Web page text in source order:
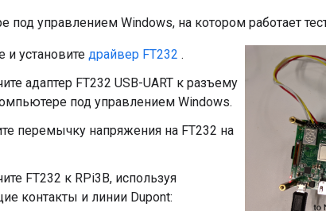
под управлением Windows, на котором работает
и установите драйвер FT232 .
адаптер FT232 USB-UART к разъему
под управлением Windows.
перемычку напряжения на FT232 на
FT232 к RPi3B, используя
контакты и линии Dupont: